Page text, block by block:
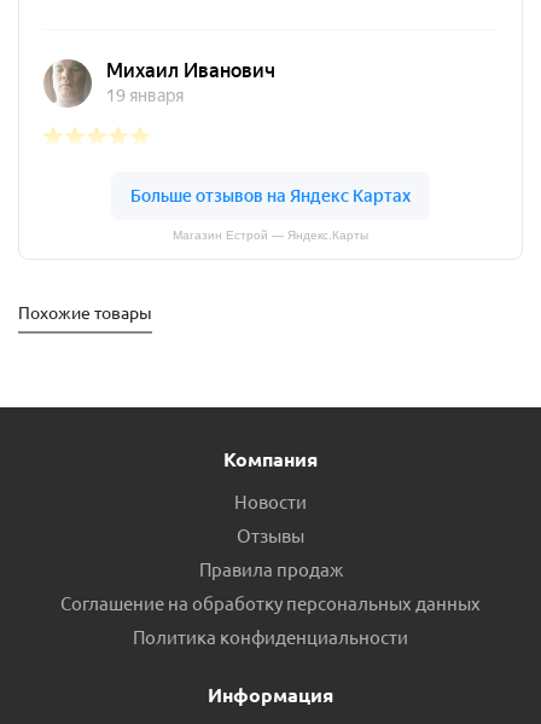
Магазин Естрой — Яндекс.Карты
Похожие товары
хром 1/2" пр.Россия
Есть в наличии (4)
Компания
Новости
Отзывы
Правила продаж
Соглашение на обработку персональных данных
Политика конфиденциальности
Информация